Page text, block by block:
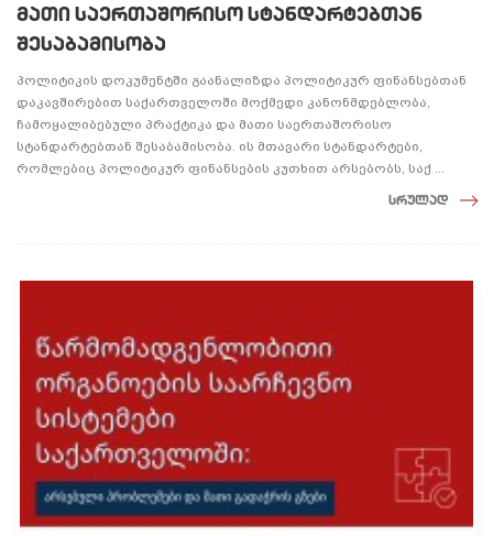
მათი საერთაშორისო სტანდარტებთან
შესაბამისობა
პოლიტიკის დოკუმენტში გაანალიზდა პოლიტიკურ ფინანსებთან
დაკავშირებით საქართველოში მოქმედი კანონმდებლობა,
ჩამოყალიბებული პრაქტიკა და მათი საერთაშორისო
სტანდარტებთან შესაბამისობა. ის მთავარი სტანდარტები,
რომლებიც პოლიტიკურ ფინანსების კუთხით არსებობს, საქ ...
სრულად